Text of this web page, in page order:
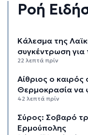
Ροή
Κάλεσμα της
συγκέντρωση για
22 λεπτά πρίν
Αίθριος ο καιρός
Θερμοκρασία να
42 λεπτά πρίν
Σύρος: Σοβαρό
Ερμούπολης